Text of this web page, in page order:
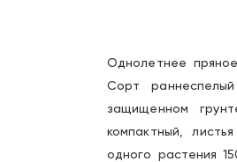
Однолетнее
Сорт
защищенном
компактный,
одного растения